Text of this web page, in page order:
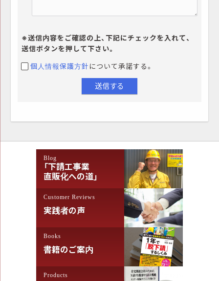
※送信内容をご確認の上、下記にチェックを入れて、
送信ボタンを押して下さい。
個人情報保護方針 について承諾する。
Blog
「下請工事業
直販化への道」
Customer Reviews
実践者の声
Books
書籍のご案内
Products